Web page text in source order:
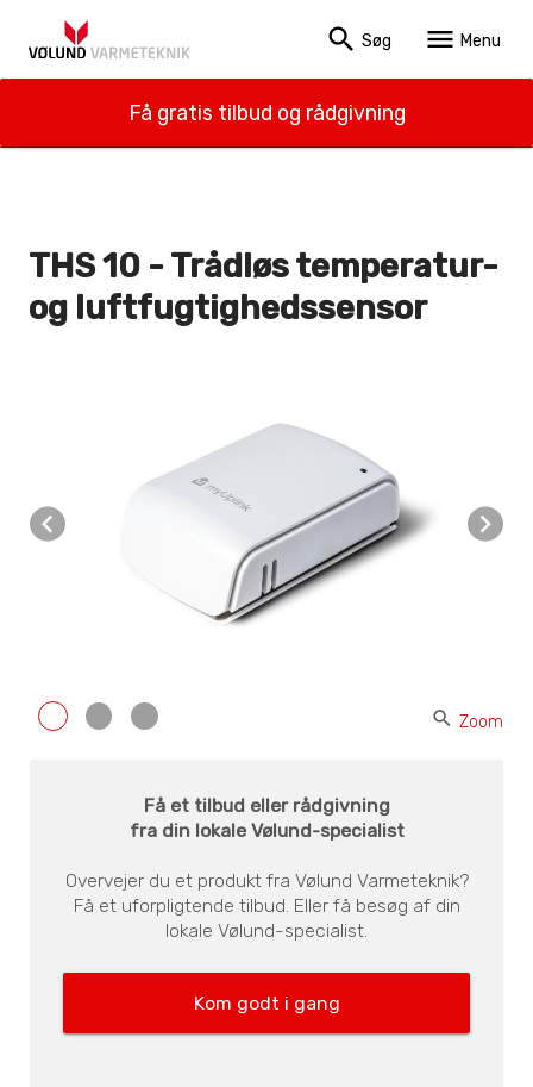
search Søg menu Menu
Få gratis tilbud og rådgivning
THS 10 - Trådløs temperatur-
og luftfugtighedssensor
navigate_before navigate_next
search Zoom
Få et tilbud eller rådgivning
fra din lokale Vølund-specialist
Overvejer du et produkt fra Vølund Varmeteknik?
Få et uforpligtende tilbud. Eller få besøg af din
lokale Vølund-specialist.
Kom godt i gang